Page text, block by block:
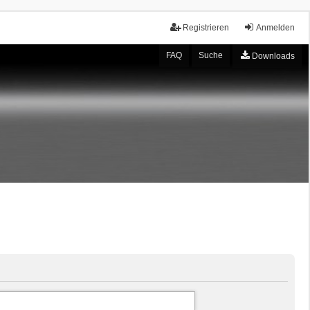
Anmelden
Registrieren
FAQ Suche Downloads